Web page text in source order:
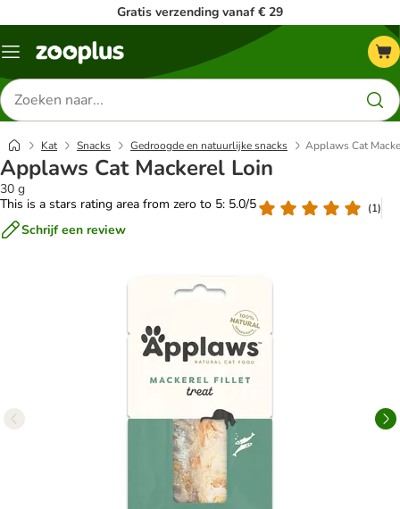
Gratis verzending vanaf € 29
Menu
Zoeken
naar
producten
Kat Snacks Gedroogde en natuurlijke snacks Applaws Cat
Applaws Cat Mackerel Loin
30 g
This is a stars rating area from zero to 5: 5.0/5
(1)
Schrijf een review